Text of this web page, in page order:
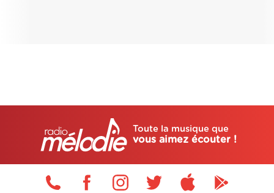
Toute la musique que
vous aimez écouter !